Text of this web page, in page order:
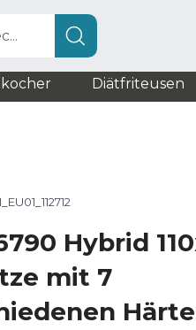
Diätfriteusen
Hybrid
mit 7